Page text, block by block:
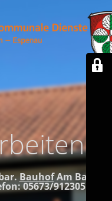
BauhofAm Bauhof
05673/912305